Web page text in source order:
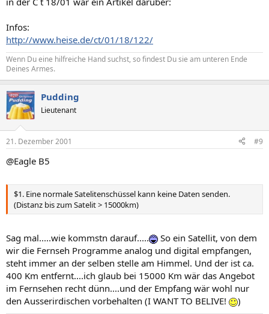
Infos:
http://www.heise.de/ct/01/18/122/
Wenn Du eine hilfreiche Hand suchst, so findest Du sie am unteren Ende
Deines Armes.
Pudding
Lieutenant
21. Dezember 2001 #9
@Eagle B5
$1. Eine normale Satelitenschüssel kann keine Daten senden.
(Distanz bis zum Satelit > 15000km)
Sag mal.....wie kommstn darauf.....
So ein Satellit, von dem
wir die Fernseh Programme analog und digital empfangen,
steht immer an der selben stelle am Himmel. Und der ist ca.
400 Km entfernt....ich glaub bei 15000 Km wär das Angebot
im Fernsehen recht dünn....und der Empfang wär wohl nur
den Ausserirdischen vorbehalten (I WANT TO BELIVE!
)